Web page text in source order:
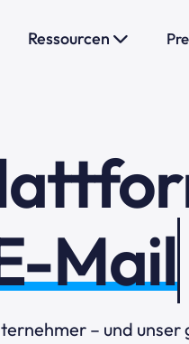
Ressourcen
– und unser